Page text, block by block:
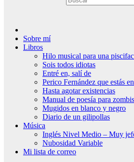
Sobre mí
Libros
Hilo musical para una
Sois todos idiotas
Entré en, salí de
Perico Fernández que estás
Hasta agotar existencias
Manual de poesía para zombis
Mugidos en blanco y negro
Diario de un gilipollas
Música
Inglés Nivel Medio – Muy
Nubosidad Variable
Mi lista de correo